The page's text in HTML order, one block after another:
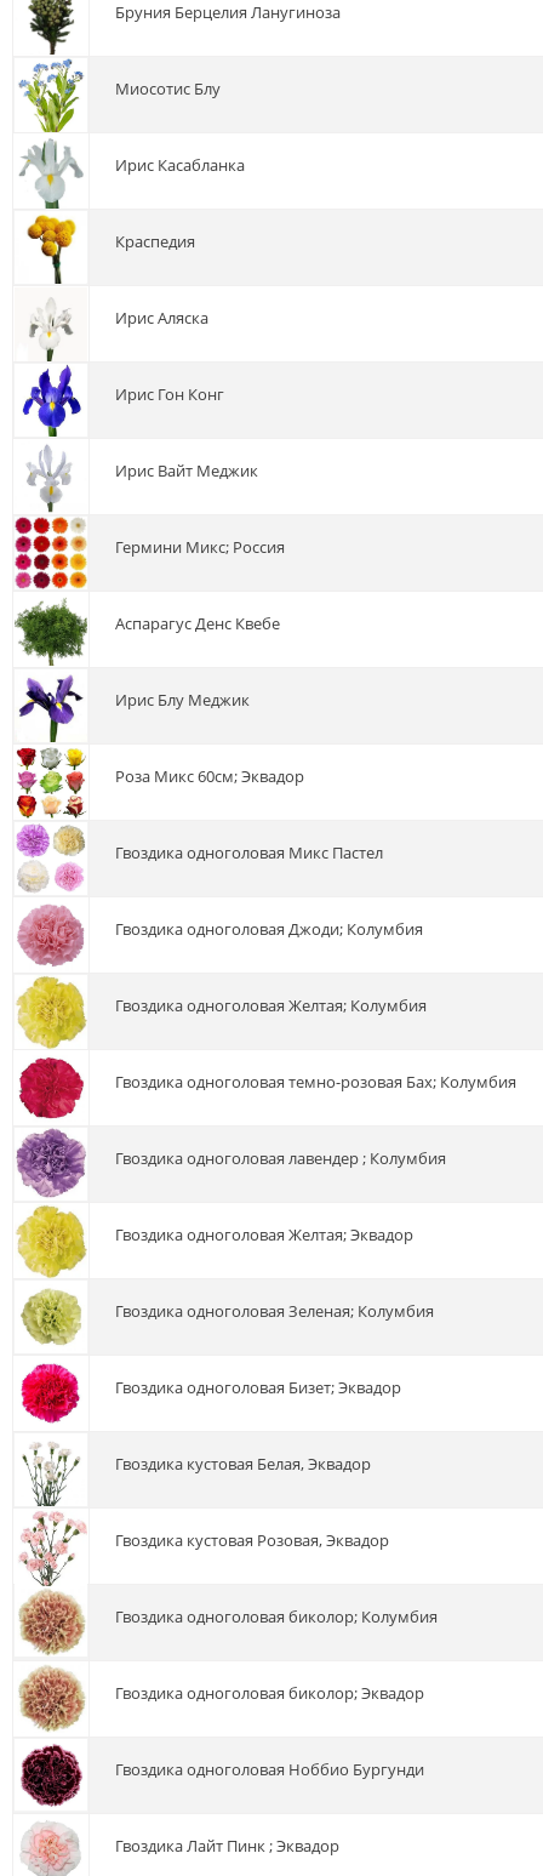
бруния Берцелия Ланугиноза
миосотис Блу
ирис Касабланка
краспедия
ирис Аляска
ирис Гон Конг
ирис Вайт Меджик
гермини Микс; Россия
аспарагус Денс Квебе
ирис Блу Меджик
роза Микс 60см; Эквадор
гвоздика одноголовая Микс Пастел
гвоздика одноголовая Джоди; Колумбия
гвоздика одноголовая Желтая; Колумбия
гвоздика одноголовая темно-розовая Бах; Колумбия
гвоздика одноголовая лавендер ; Колумбия
гвоздика одноголовая Желтая; Эквадор
гвоздика одноголовая Зеленая; Колумбия
гвоздика одноголовая Бизет; Эквадор
гвоздика кустовая Белая, Эквадор
гвоздика кустовая Розовая, Эквадор
гвоздика одноголовая биколор; Колумбия
гвоздика одноголовая биколор; Эквадор
гвоздика одноголовая Ноббио Бургунди
гвоздика Лайт Пинк ; Эквадор